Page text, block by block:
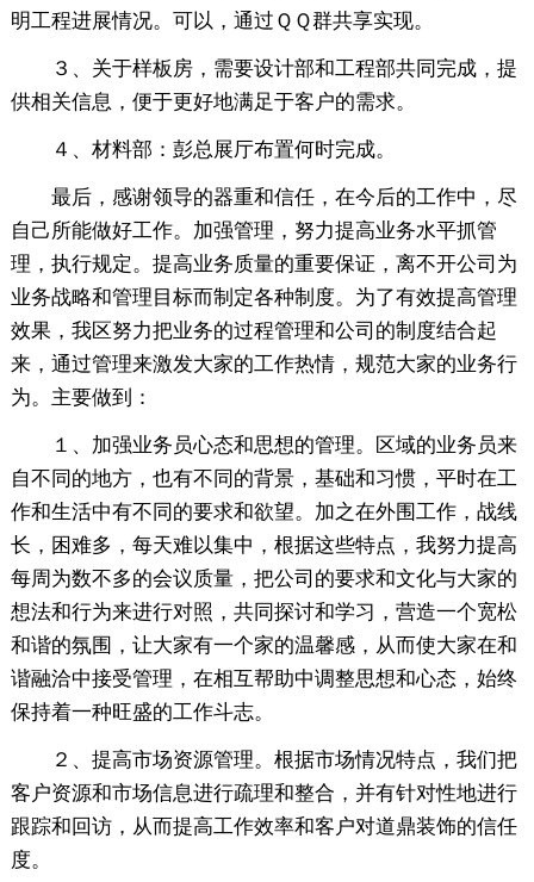
明工程进展情况。可以，通过ＱＱ群共享实现。
３、关于样板房，需要设计部和工程部共同完成，提
供相关信息，便于更好地满足于客户的需求。
４、材料部：彭总展厅布置何时完成。
最后，感谢领导的器重和信任，在今后的工作中，尽
自己所能做好工作。加强管理，努力提高业务水平抓管
理，执行规定。提高业务质量的重要保证，离不开公司为
业务战略和管理目标而制定各种制度。为了有效提高管理
效果，我区努力把业务的过程管理和公司的制度结合起
来，通过管理来激发大家的工作热情，规范大家的业务行
为。主要做到：
１、加强业务员心态和思想的管理。区域的业务员来
自不同的地方，也有不同的背景，基础和习惯，平时在工
作和生活中有不同的要求和欲望。加之在外围工作，战线
长，困难多，每天难以集中，根据这些特点，我努力提高
每周为数不多的会议质量，把公司的要求和文化与大家的
想法和行为来进行对照，共同探讨和学习，营造一个宽松
和谐的氛围，让大家有一个家的温馨感，从而使大家在和
谐融洽中接受管理，在相互帮助中调整思想和心态，始终
保持着一种旺盛的工作斗志。
２、提高市场资源管理。根据市场情况特点，我们把
客户资源和市场信息进行疏理和整合，并有针对性地进行
跟踪和回访，从而提高工作效率和客户对道鼎装饰的信任
度。